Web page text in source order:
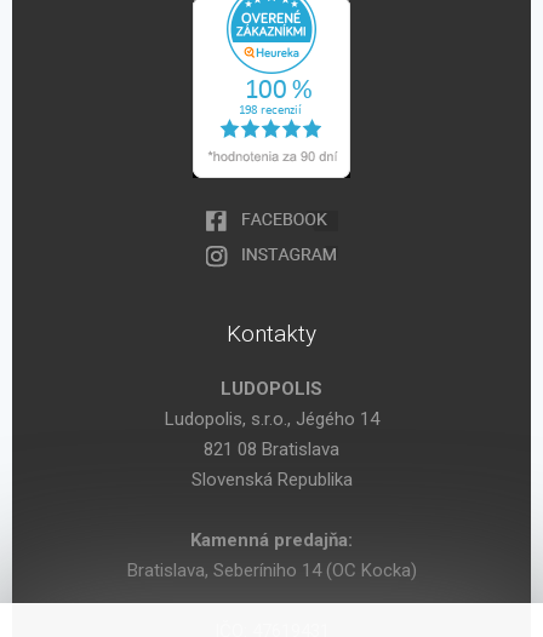
Kontakty
LUDOPOLIS
Ludopolis, s.r.o., Jégého 14
821 08 Bratislava
Slovenská Republika
Kamenná predajňa:
Bratislava, Seberíniho 14 (OC Kocka)